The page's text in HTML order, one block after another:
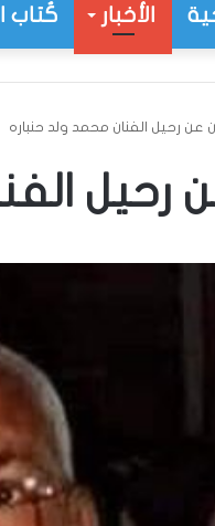
الأخبار كُتاب
عن رحيل الفنان محمد ولد حنباره
رحيل